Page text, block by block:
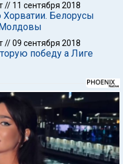
// 11 сентября 2018
Белорусы
//09 сентября 2018
победу а Лиге